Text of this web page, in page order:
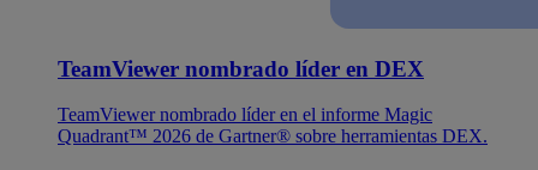
TeamViewer nombrado líder en DEX
TeamViewer nombrado líder en el informe Magic
Quadrant™ 2026 de Gartner® sobre herramientas DEX.